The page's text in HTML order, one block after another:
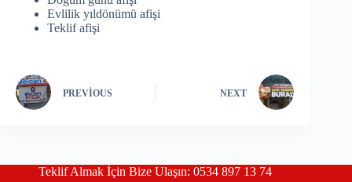
Evlilik yıldönümü afişi
Teklif afişi
PREVIOUS NEXT
Teklif Almak İçin Bize Ulaşın: 0534 897 13 74